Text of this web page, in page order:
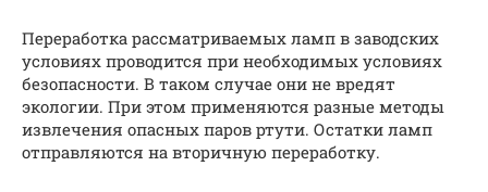
Переработка рассматриваемых ламп в заводских
условиях проводится при необходимых условиях
безопасности. В таком случае они не вредят
экологии. При этом применяются разные методы
извлечения опасных паров ртути. Остатки ламп
отправляются на вторичную переработку.